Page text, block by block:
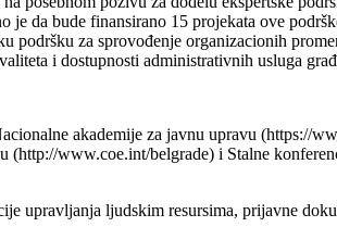
da bude finansirano 15 projekata ove
za sprovođenje organizacionih
i dostupnosti administrativnih usluga
akademije za javnu upravu (https://
www.coe.int/belgrade) i Stalne
upravljanja ljudskim resursima, prijavne